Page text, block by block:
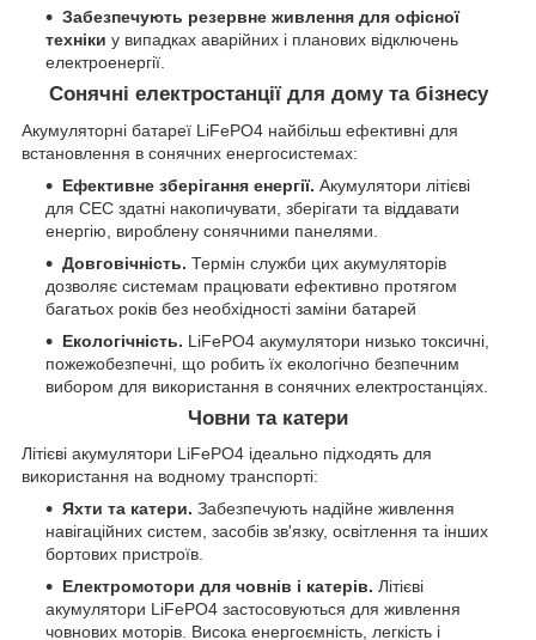
Забезпечують резервне живлення для офісної
техніки у випадках аварійних і планових відключень
електроенергії.
Сонячні електростанції для дому та бізнесу
Акумуляторні батареї LiFePO4 найбільш ефективні для
встановлення в сонячних енергосистемах:
Ефективне зберігання енергії. Акумулятори літієві
для СЕС здатні накопичувати, зберігати та віддавати
енергію, вироблену сонячними панелями.
Довговічність. Термін служби цих акумуляторів
дозволяє системам працювати ефективно протягом
багатьох років без необхідності заміни батарей
Екологічність. LiFePO4 акумулятори низько токсичні,
пожежобезпечні, що робить їх екологічно безпечним
вибором для використання в сонячних електростанціях.
Човни та катери
Літієві акумулятори LiFePO4 ідеально підходять для
використання на водному транспорті:
Яхти та катери. Забезпечують надійне живлення
навігаційних систем, засобів зв'язку, освітлення та інших
бортових пристроїв.
Електромотори для човнів і катерів. Літієві
акумулятори LiFePO4 застосовуються для живлення
човнових моторів. Висока енергоємність, легкість і